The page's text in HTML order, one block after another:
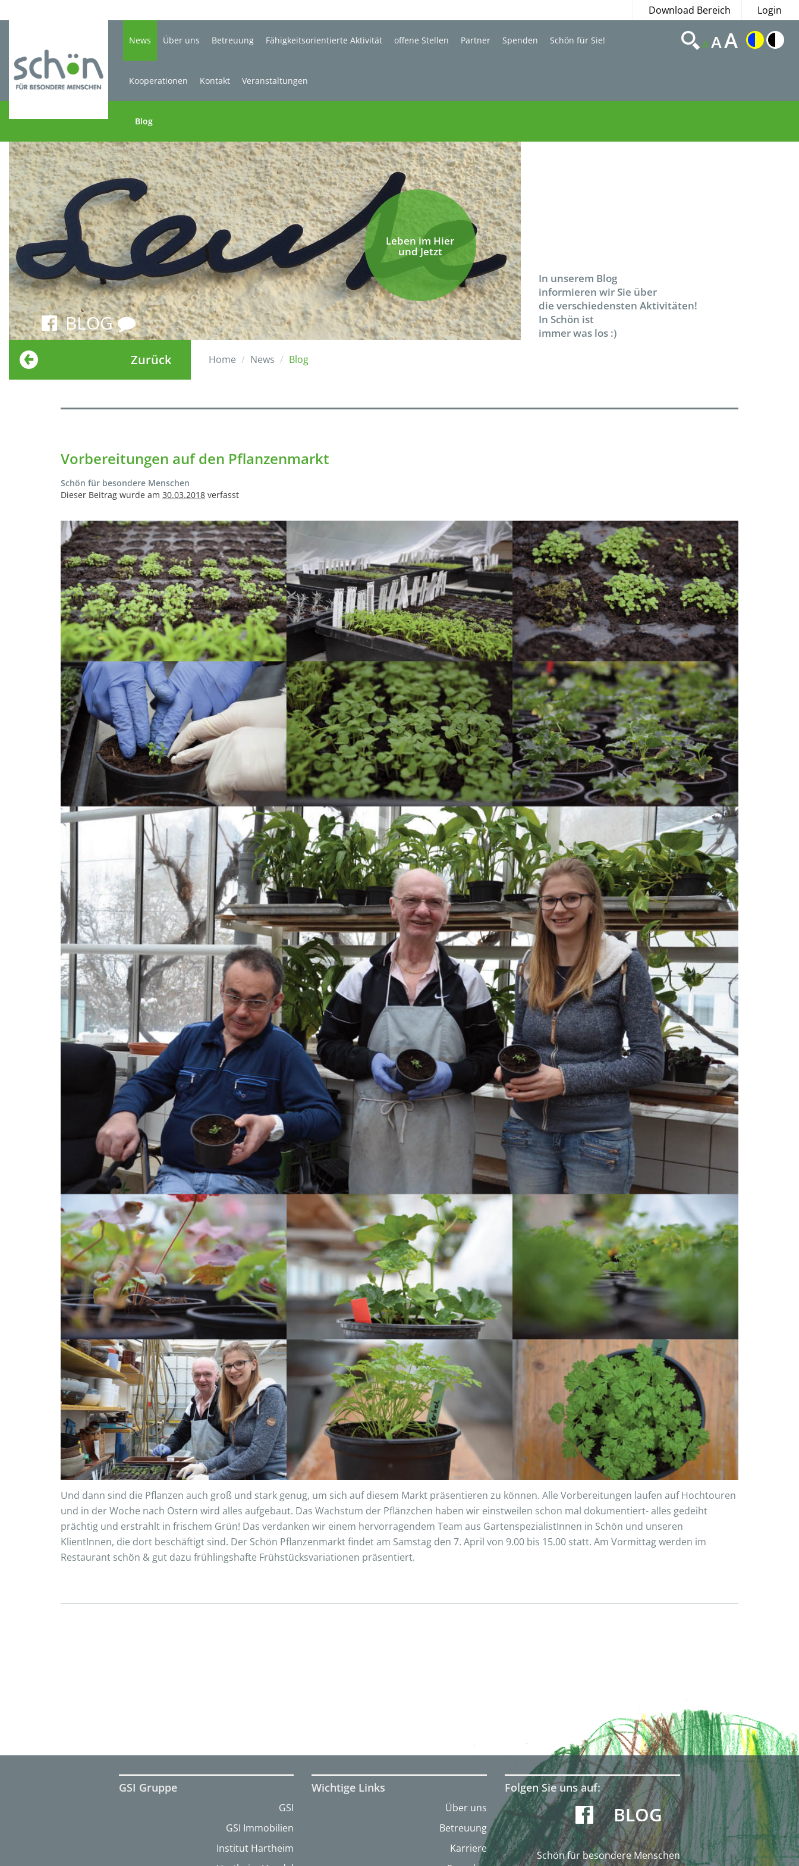
Download Bereich Login
News
Blog
Über uns Betreuung Fähigkeitsorientierte Aktivität offene Stellen Partner Spenden Schön für Sie!
Kooperationen Kontakt Veranstaltungen
AAA
Leben im Hier
und Jetzt
BLOG
In unserem Blog
informieren wir Sie über
die verschiedensten Aktivitäten!
In Schön ist
immer was los :)
Zurück Home News Blog
Vorbereitungen auf den Pflanzenmarkt
Schön für besondere Menschen
Dieser Beitrag wurde am 30.03.2018 verfasst
Und dann sind die Pflanzen auch groß und stark genug, um sich auf diesem Markt präsentieren zu können. Alle Vorbereitungen laufen auf Hochtouren
und in der Woche nach Ostern wird alles aufgebaut. Das Wachstum der Pflänzchen haben wir einstweilen schon mal dokumentiert- alles gedeiht
prächtig und erstrahlt in frischem Grün! Das verdanken wir einem hervorragendem Team aus GartenspezialistInnen in Schön und unseren
KlientInnen, die dort beschäftigt sind. Der Schön Pflanzenmarkt findet am Samstag den 7. April von 9.00 bis 15.00 statt. Am Vormittag werden im
Restaurant schön & gut dazu frühlingshafte Frühstücksvariationen präsentiert.
GSI Gruppe
GSI
GSI Immobilien
Institut Hartheim
Wichtige Links
Über uns
Betreuung
Karriere
Folgen Sie uns auf:
BLOG
Schön für besondere Menschen